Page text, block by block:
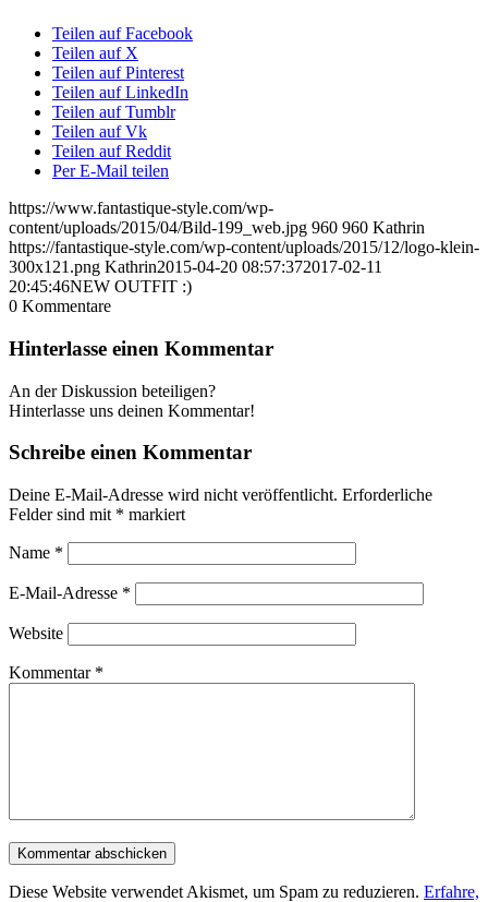
Teilen auf Facebook
Teilen auf X
Teilen auf Pinterest
Teilen auf LinkedIn
Teilen auf Tumblr
Teilen auf Vk
Teilen auf Reddit
Per E-Mail teilen
https://www.fantastique-style.com/wp-
content/uploads/2015/04/Bild-199_web.jpg 960 960 Kathrin
https://fantastique-style.com/wp-content/uploads/2015/12/logo-klein-
300x121.png Kathrin2015-04-20 08:57:372017-02-11
20:45:46NEW OUTFIT :)
0 Kommentare
Hinterlasse einen Kommentar
An der Diskussion beteiligen?
Hinterlasse uns deinen Kommentar!
Schreibe einen Kommentar
Deine E-Mail-Adresse wird nicht veröffentlicht. Erforderliche
Felder sind mit * markiert
Name *
E-Mail-Adresse *
Website
Kommentar *
Diese Website verwendet Akismet, um Spam zu reduzieren. Erfahre,